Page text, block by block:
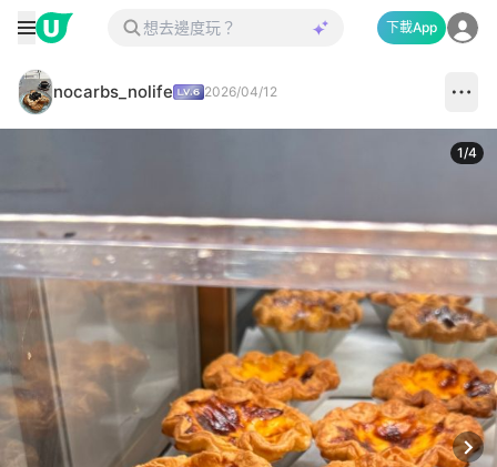
下載App
nocarbs_nolife 2026/04/12
1/4